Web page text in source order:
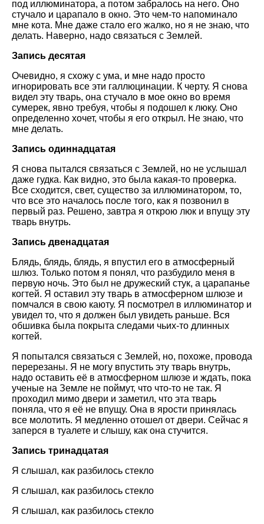
под иллюминатора, а потом забралось на него. Оно
стучало и царапало в окно. Это чем-то напоминало
мне кота. Мне даже стало его жалко, но я не знаю, что
делать. Наверно, надо связаться с Землей.
Запись десятая
Очевидно, я схожу с ума, и мне надо просто
игнорировать все эти галлюцинации. К черту. Я снова
видел эту тварь, она стучало в мое окно во время
сумерек, явно требуя, чтобы я подошел к люку. Оно
определенно хочет, чтобы я его открыл. Не знаю, что
мне делать.
Запись одиннадцатая
Я снова пытался связаться с Землей, но не услышал
даже гудка. Как видно, это была какая-то проверка.
Все сходится, свет, существо за иллюминатором, то,
что все это началось после того, как я позвонил в
первый раз. Решено, завтра я открою люк и впущу эту
тварь внутрь.
Запись двенадцатая
Блядь, блядь, блядь, я впустил его в атмосферный
шлюз. Только потом я понял, что разбудило меня в
первую ночь. Это был не дружеский стук, а царапанье
когтей. Я оставил эту тварь в атмосферном шлюзе и
помчался в свою каюту. Я посмотрел в иллюминатор и
увидел то, что я должен был увидеть раньше. Вся
обшивка была покрыта следами чьих-то длинных
когтей.
Я попытался связаться с Землей, но, похоже, провода
перерезаны. Я не могу впустить эту тварь внутрь,
надо оставить её в атмосферном шлюзе и ждать, пока
ученые на Земле не поймут, что что-то не так. Я
проходил мимо двери и заметил, что эта тварь
поняла, что я её не впущу. Она в ярости принялась
все молотить. Я медленно отошел от двери. Сейчас я
заперся в туалете и слышу, как она стучится.
Запись тринадцатая
Я слышал, как разбилось стекло
Я слышал, как разбилось стекло
Я слышал, как разбилось стекло